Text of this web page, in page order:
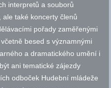
interpretů a souborů
také koncerty členů
pořady zaměřenými
besed s významnými
a dramatického umění i
ani tematické zájezdy
odboček Hudební mládeže